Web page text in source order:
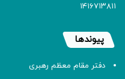
۱۴۱۶۷۱۳۸۱۱
پیوندها
دفتر مقام معظم رهبری